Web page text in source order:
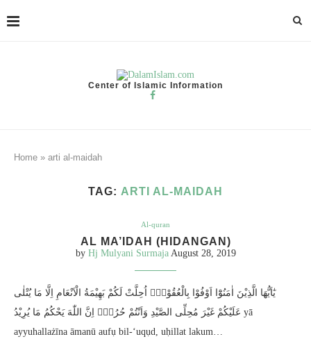
Center of Islamic Information
Home » arti al-maidah
TAG: ARTI AL-MAIDAH
Al-quran
AL MA’IDAH (HIDANGAN)
by Hj Mulyani Surmaja August 28, 2019
يٰٓاَيُّهَا الَّذِيْنَ اٰمَنُوْٓا اَوْفُوْا بِالْعُقُوْدِۗ اُحِلَّتْ لَكُمْ بَهِيْمَةُ الْاَنْعَامِ اِلَّا مَا يُتْلٰى
عَلَيْكُمْ غَيْرَ مُحِلِّى الصَّيْدِ وَاَنْتُمْ حُرُمٌۗ اِنَّ اللّٰهَ يَحْكُمُ مَا يُرِيْدُ yā
ayyuhallażīna āmanū aufụ bil-‘uqụd, uḥillat lakum…